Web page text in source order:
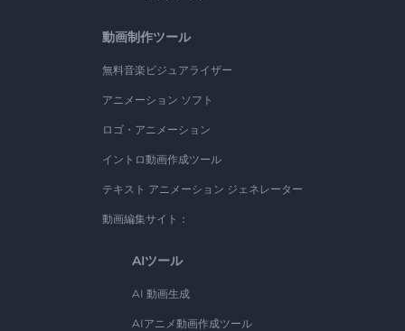
動画制作ツール
無料音楽ビジュアライザー
アニメーション ソフト
ロゴ・アニメーション
イントロ動画作成ツール
テキスト アニメーション ジェネレーター
動画編集サイト：
AIツール
AI 動画生成
AIアニメ動画作成ツール